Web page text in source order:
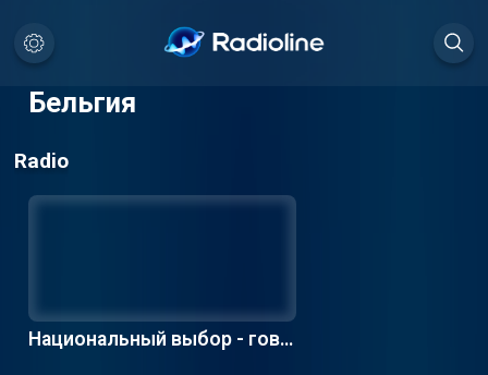
Бельгия
Radio
Национальный выбор - гово